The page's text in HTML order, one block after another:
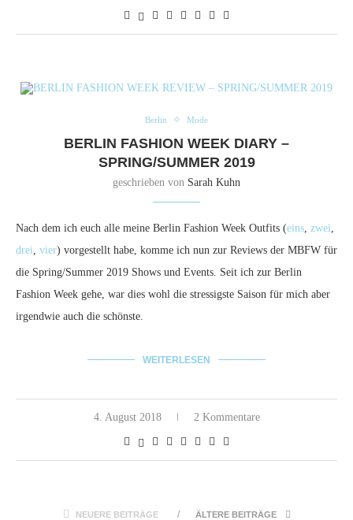
Berlin Mode
BERLIN FASHION WEEK DIARY –
SPRING/SUMMER 2019
geschrieben von Sarah Kuhn
Nach dem ich euch alle meine Berlin Fashion Week Outfits (eins zwei
drei vier) vorgestellt habe, komme ich nun zur Reviews der MBFW für
die Spring/Summer 2019 Shows und Events. Seit ich zur Berlin
Fashion Week gehe, war dies wohl die stressigste Saison für mich aber
irgendwie auch die schönste.
WEITERLESEN
4. August 2018 2 Kommentare
NEUERE BEITRÄGE ÄLTERE BEITRÄGE